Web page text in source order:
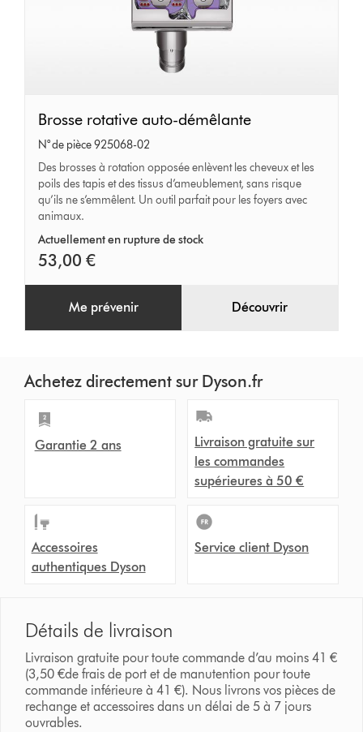
Brosse
rotative
auto-
démêlante
Brosse rotative auto-démêlante
N° de pièce 925068-02
Des brosses à rotation opposée enlèvent les cheveux et les
poils des tapis et des tissus d’ameublement, sans risque
qu’ils ne s’emmêlent. Un outil parfait pour les foyers avec
animaux.
Actuellement en rupture de stock
53,00 €
Me prévenir Découvrir
Achetez directement sur Dyson.fr
Garantie 2 ans
Livraison gratuite sur
les commandes
supérieures à 50 €
Accessoires
authentiques Dyson
Service client Dyson
Détails de livraison
Livraison gratuite pour toute commande d’au moins 41 €
(3,50 €de frais de port et de manutention pour toute
commande inférieure à 41 €). Nous livrons vos pièces de
rechange et accessoires dans un délai de 5 à 7 jours
ouvrables.